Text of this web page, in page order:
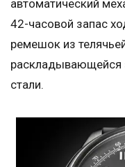
автоматический
42-часовой запас
ремешок из
раскладывающейся
стали.